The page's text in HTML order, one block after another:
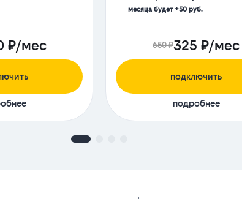
₽/мес
месяца будет +50 руб.
650 ₽325 ₽/мес
подключить
подробнее